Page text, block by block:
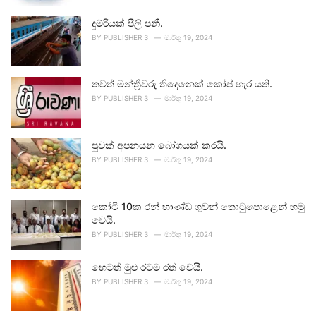
දුම්රියක් පීලි පනී.
BY PUBLISHER 3 මාර්තු 19, 2024
තවත් මන්ත්‍රීවරු තිදෙනෙක් කෝප් හැර යති.
BY PUBLISHER 3 මාර්තු 19, 2024
පුවක් අපනයන බෝගයක් කරයි.
BY PUBLISHER 3 මාර්තු 19, 2024
කෝටි 10ක රන් භාණ්ඩ ගුවන් තොටුපොළෙන් හමු
වෙයි.
BY PUBLISHER 3 මාර්තු 19, 2024
හෙටත් මුළු රටම රත් වෙයි.
BY PUBLISHER 3 මාර්තු 19, 2024